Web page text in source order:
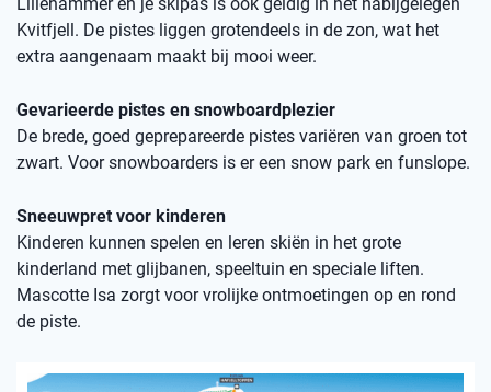
Kvitfjell. De pistes liggen grotendeels in de zon, wat het
extra aangenaam maakt bij mooi weer.
Gevarieerde pistes en snowboardplezier
De brede, goed geprepareerde pistes variëren van groen tot
zwart. Voor snowboarders is er een snow park en funslope.
Sneeuwpret voor kinderen
Kinderen kunnen spelen en leren skiën in het grote
kinderland met glijbanen, speeltuin en speciale liften.
Mascotte Isa zorgt voor vrolijke ontmoetingen op en rond
de piste.